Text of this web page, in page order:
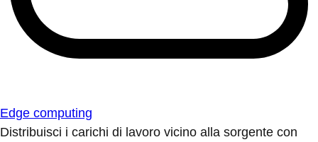
Edge computing
Distribuisci i carichi di lavoro vicino alla sorgente con